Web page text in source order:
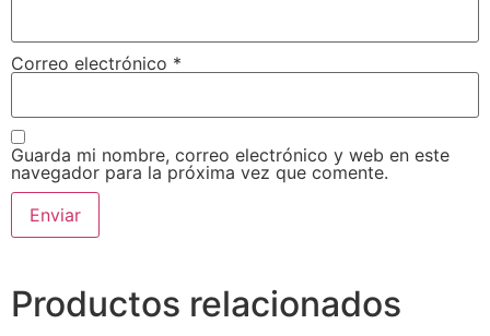
Correo electrónico *
Guarda mi nombre, correo electrónico y web en este
navegador para la próxima vez que comente.
Productos relacionados